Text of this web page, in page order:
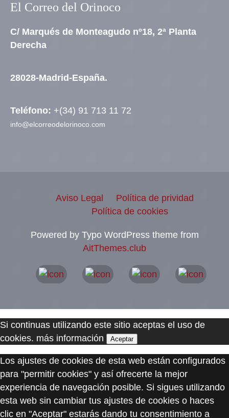
El Correo del Orinoco
C/ Marqués de Monteagudo nº18, 2ª Planta
Derecha
28028-Madrid-España.
Teléfono: +(34) 91 713 11 72
info@elcorreodelorinoco.com
Aviso Legal
Política de prividad
Política de cookies
Powered by Typo WordPress theme from
AitThemes.club
Si continuas utilizando este sitio aceptas el uso de
cookies. más información Aceptar
Los ajustes de cookies de esta web están configurados
para "permitir cookies" y así ofrecerte la mejor
experiencia de navegación posible. Si sigues utilizando
esta web sin cambiar tus ajustes de cookies o haces
clic en "Aceptar" estarás dando tu consentimiento a